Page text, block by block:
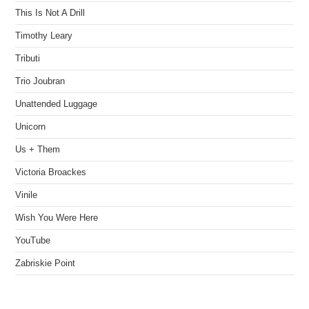
This Is Not A Drill
Timothy Leary
Tributi
Trio Joubran
Unattended Luggage
Unicorn
Us + Them
Victoria Broackes
Vinile
Wish You Were Here
YouTube
Zabriskie Point